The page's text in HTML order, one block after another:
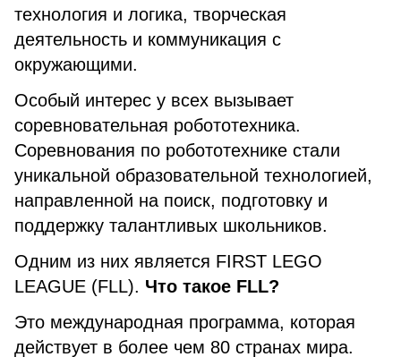
технология и логика, творческая
деятельность и коммуникация с
окружающими.
Особый интерес у всех вызывает
соревновательная робототехника.
Соревнования по робототехнике стали
уникальной образовательной технологией,
направленной на поиск, подготовку и
поддержку талантливых школьников.
Одним из них является FIRST LEGO
LEAGUE (FLL). Что такое FLL?
Это международная программа, которая
действует в более чем 80 странах мира.